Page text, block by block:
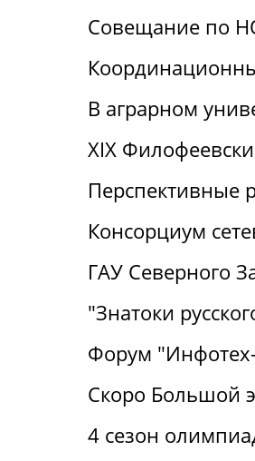
Совещание по
В аграрном
XIX
Перспективные
Консорциум
ГАУ Северного
"Знатоки
Форум
Скоро Большой
4 сезон